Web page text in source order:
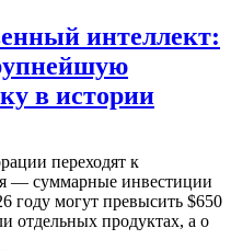
интеллект:
в истории
переходят к
— суммарные инвестиции
году могут превысить $650
отдельных продуктах, а о